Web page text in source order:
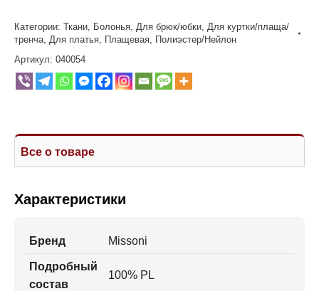
Категории: Ткани Болонья Для брюк/юбки Для куртки/плаща/
тренча Для платья Плащевая Полиэстер/Нейлон
Артикул: 040054
Все о товаре
Характеристики
Бренд Missoni
Подробный
состав
100% PL